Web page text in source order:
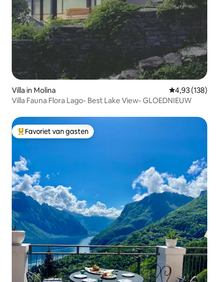
Villa in Molina Gemiddelde
4,93 (138)
Villa Fauna Flora Lago- Best Lake View- GLOEDNIEUW
Topfavoriet van gasten
Favoriet van gasten